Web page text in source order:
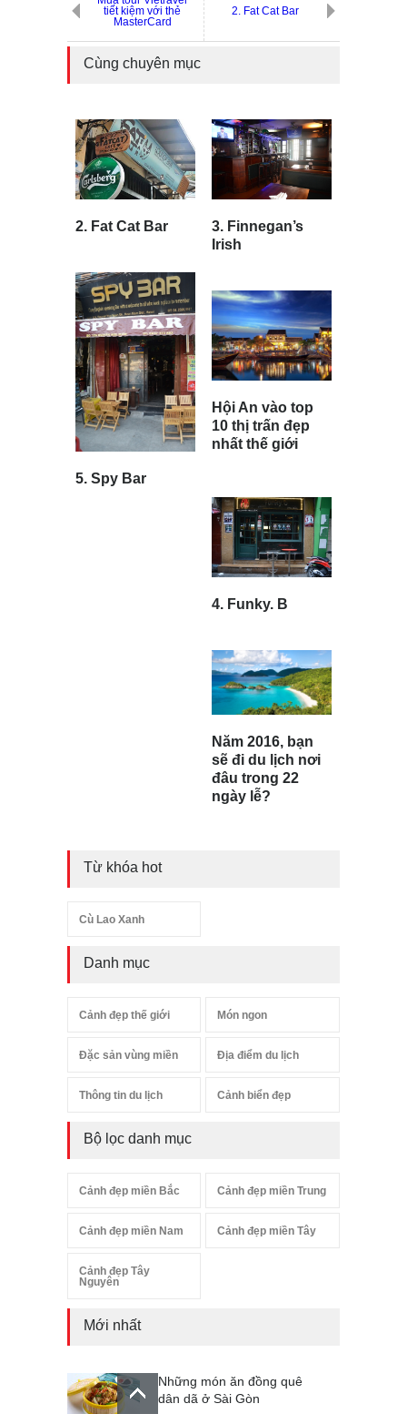
tiết kiệm với thẻ
MasterCard
2. Fat Cat Bar
Cùng chuyên mục
2. Fat Cat Bar
5. Spy Bar
3. Finnegan’s
Irish
Hội An vào top
10 thị trấn đẹp
nhất thế giới
4. Funky. B
Năm 2016, bạn
sẽ đi du lịch nơi
đâu trong 22
ngày lễ?
Từ khóa hot
Cù Lao Xanh
Danh mục
Cảnh đẹp thế giới Món ngon
Đặc sản vùng miền Địa điểm du lịch
Thông tin du lịch Cảnh biển đẹp
Bộ lọc danh mục
Cảnh đẹp miền Bắc Cảnh đẹp miền Trung
Cảnh đẹp miền Nam Cảnh đẹp miền Tây
Cảnh đẹp Tây
Nguyên
Mới nhất
Những món ăn đồng quê
dân dã ở Sài Gòn